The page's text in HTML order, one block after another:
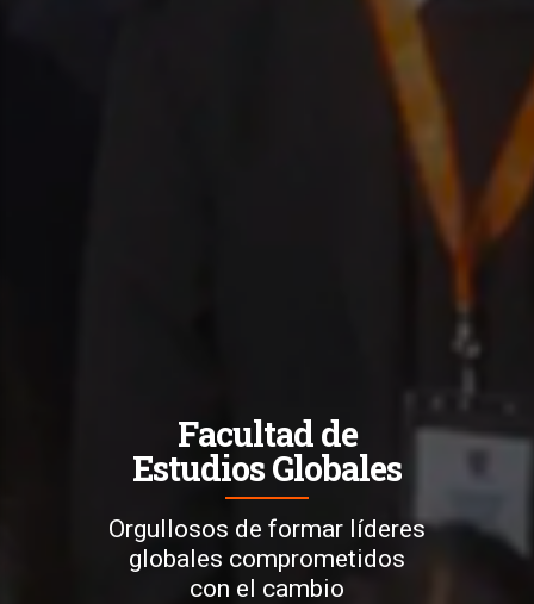
Facultad de
Estudios Globales
Orgullosos de formar líderes
globales comprometidos
con el cambio